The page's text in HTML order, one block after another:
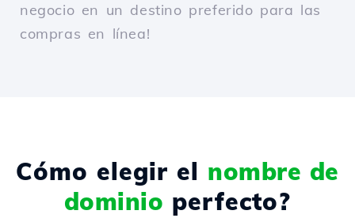
negocio en un destino preferido para las
compras en línea!
Cómo elegir el nombre de
dominio perfecto?